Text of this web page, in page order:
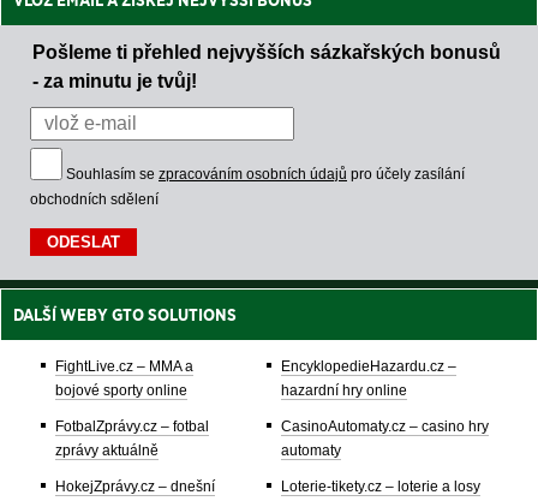
Pošleme ti přehled nejvyšších sázkařských bonusů
- za minutu je tvůj!
Souhlasím se zpracováním osobních údajů pro účely zasílání
obchodních sdělení
DALŠÍ WEBY GTO SOLUTIONS
FightLive.cz – MMA a
bojové sporty online
FotbalZprávy.cz – fotbal
zprávy aktuálně
HokejZprávy.cz – dnešní
EncyklopedieHazardu.cz –
hazardní hry online
CasinoAutomaty.cz – casino hry
automaty
Loterie-tikety.cz – loterie a losy